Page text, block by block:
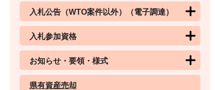
入札公告（WTO案件以外）（電子調達）
入札参加資格
お知らせ・要領・様式
県有資産売却